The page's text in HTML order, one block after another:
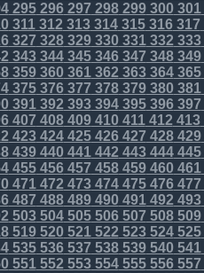
295296297 298299300301
311312 313314315316317
327 328329330331332 333
343344345346347 348349
359360361362 363364365
375376377 378379380381
391392 393394395396397
407 408409410411412 413
423424425426427 428429
439440441442 443444445
455456457 458459460461
471472 473474475476477
487 488489490491492 493
503504505506507 508509
519520521522 523524525
535536537 538539540541
551552 553554555556557